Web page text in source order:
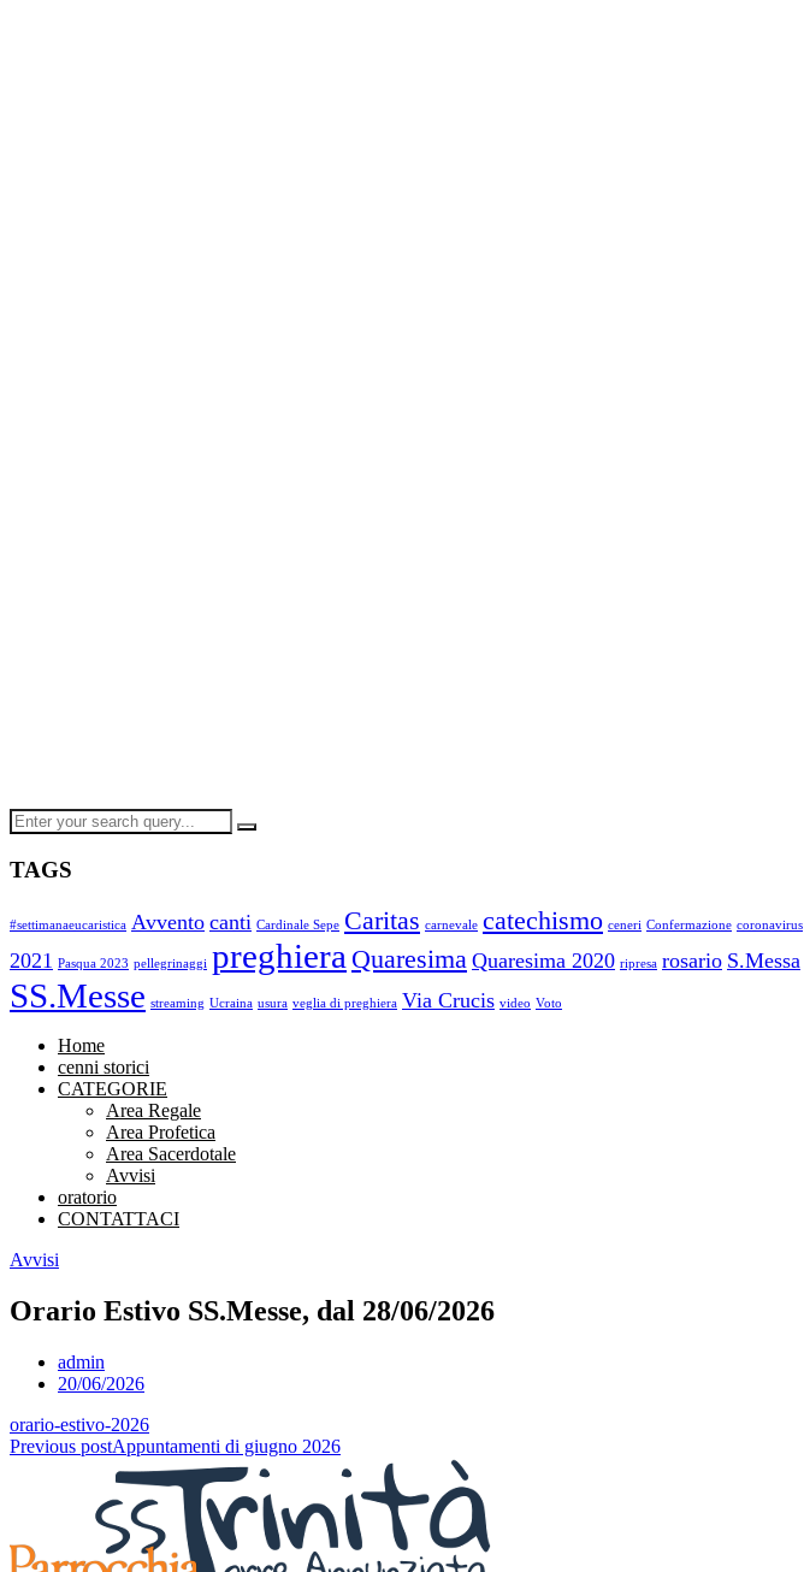
TAGS
#settimanaeucaristica Avvento canti Cardinale Sepe Caritas carnevale catechismo ceneri Confermazione coronavirus
2021 Pasqua 2023 pellegrinaggi preghiera Quaresima Quaresima 2020 ripresa rosario S.Messa
SS.Messe streaming Ucraina usura veglia di preghiera Via Crucis video Voto
Home
cenni storici
CATEGORIE
Area Regale
Area Profetica
Area Sacerdotale
Avvisi
oratorio
CONTATTACI
Avvisi
Orario Estivo SS.Messe, dal 28/06/2026
admin
20/06/2026
orario-estivo-2026
Navigazione
Previous postAppuntamenti di giugno 2026